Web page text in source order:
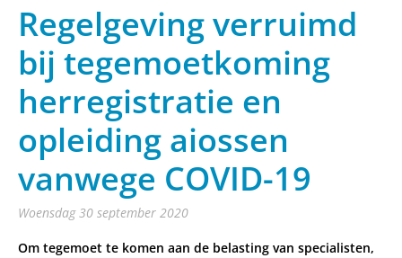
Regelgeving verruimd
bij tegemoetkoming
herregistratie en
opleiding aiossen
vanwege COVID-19
woensdag 30 september 2020
Om tegemoet te komen aan de belasting van specialisten,